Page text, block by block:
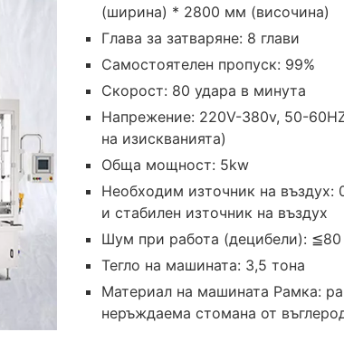
(ширина) * 2800 мм (височина)
Глава за затваряне: 8 глави
Самостоятелен пропуск: 99%
Скорост: 80 удара в минута
Напрежение: 220V-380v, 50-
на изискванията)
Обща мощност: 5kw
Необходим източник на въздух:
и стабилен източник на въздух
Шум при работа (децибели): ≦80
Тегло на машината: 3,5 тона
Материал на машината Рамка:
неръждаема стомана от